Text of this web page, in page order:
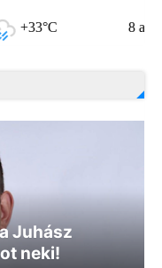
8 aug +31°C
Juhász
neki!